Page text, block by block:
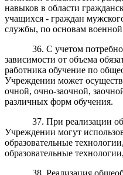
навыков в области
учащихся - граждан
службы, по основам
36. С учетом
зависимости от объема
работника обучение по
Учреждении может
очной, очно-заочной,
различных форм обучения.
37. При реализации
Учреждении могут
образовательные
образовательные
38. Реализация